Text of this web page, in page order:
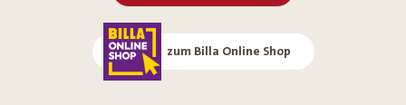
zum Billa Online Shop